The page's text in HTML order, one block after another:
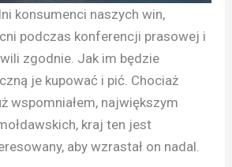
konsumenci naszych win,
podczas konferencji prasowej i
zgodnie. Jak im będzie
je kupować i pić. Chociaż
wspomniałem, największym
kraj ten jest
aby wzrastał on nadal.